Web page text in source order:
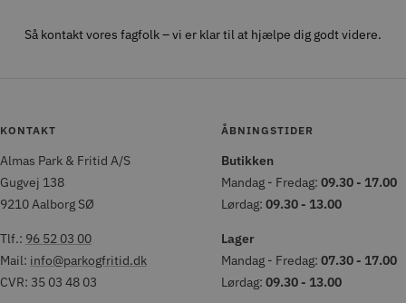
Så kontakt vores fagfolk – vi er klar til at hjælpe dig godt videre.
KONTAKT
Almas Park & Fritid A/S
Gugvej 138
9210 Aalborg SØ
Tlf.: 96 52 03 00
Mail: info@parkogfritid.dk
CVR: 35 03 48 03
ÅBNINGSTIDER
Butikken
Mandag - Fredag: 09.30 - 17.00
Lørdag: 09.30 - 13.00
Lager
Mandag - Fredag: 07.30 - 17.00
Lørdag: 09.30 - 13.00